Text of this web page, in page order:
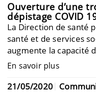
Ouverture d’une
dépistage COVID
La Direction de santé
santé et de services
augmente la capacité
En savoir plus
21/05/2020